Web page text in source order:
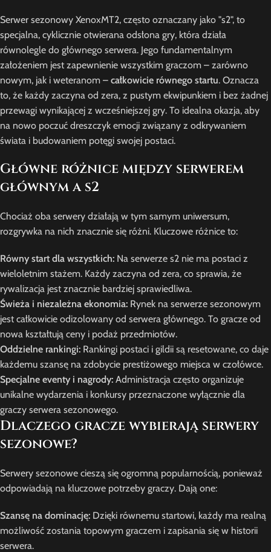
Serwer sezonowy XenoxMT2, często oznaczany jako "s2", to
specjalna, cyklicznie otwierana odsłona gry, która działa
równolegle do głównego serwera. Jego fundamentalnym
założeniem jest zapewnienie wszystkim graczom – zarówno
nowym, jak i weteranom – całkowicie równego startu. Oznacza
to, że każdy zaczyna od zera, z pustym ekwipunkiem i bez żadnej
przewagi wynikającej z wcześniejszej gry. To idealna okazja, aby
na nowo poczuć dreszczyk emocji związany z odkrywaniem
świata i budowaniem potęgi swojej postaci.
Główne różnice między serwerem
głównym a s2
Chociaż oba serwery działają w tym samym uniwersum,
rozgrywka na nich znacznie się różni. Kluczowe różnice to:
Równy start dla wszystkich: Na serwerze s2 nie ma postaci z
wieloletnim stażem. Każdy zaczyna od zera, co sprawia, że
rywalizacja jest znacznie bardziej sprawiedliwa.
Świeża i niezależna ekonomia: Rynek na serwerze sezonowym
jest całkowicie odizolowany od serwera głównego. To gracze od
nowa kształtują ceny i podaż przedmiotów.
Oddzielne rankingi: Rankingi postaci i gildii są resetowane, co daje
każdemu szansę na zdobycie prestiżowego miejsca w czołówce.
Specjalne eventy i nagrody: Administracja często organizuje
unikalne wydarzenia i konkursy przeznaczone wyłącznie dla
graczy serwera sezonowego.
Dlaczego gracze wybierają serwery
sezonowe?
Serwery sezonowe cieszą się ogromną popularnością, ponieważ
odpowiadają na kluczowe potrzeby graczy. Dają one:
Szansę na dominację: Dzięki równemu startowi, każdy ma realną
możliwość zostania topowym graczem i zapisania się w historii
serwera.